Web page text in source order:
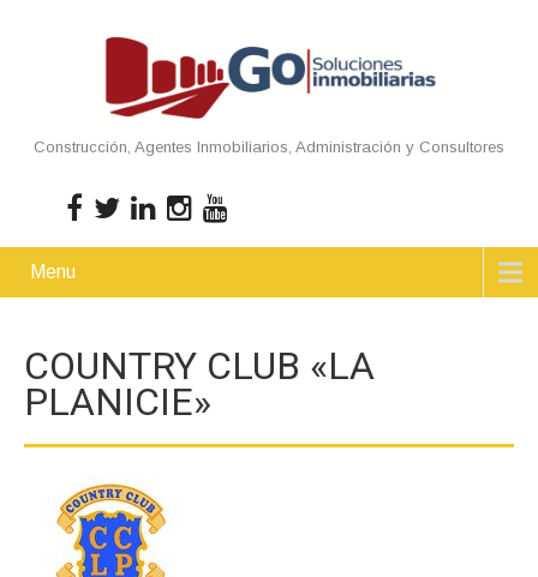
Construcción, Agentes Inmobiliarios, Administración y Consultores
Menu
COUNTRY CLUB «LA
PLANICIE»